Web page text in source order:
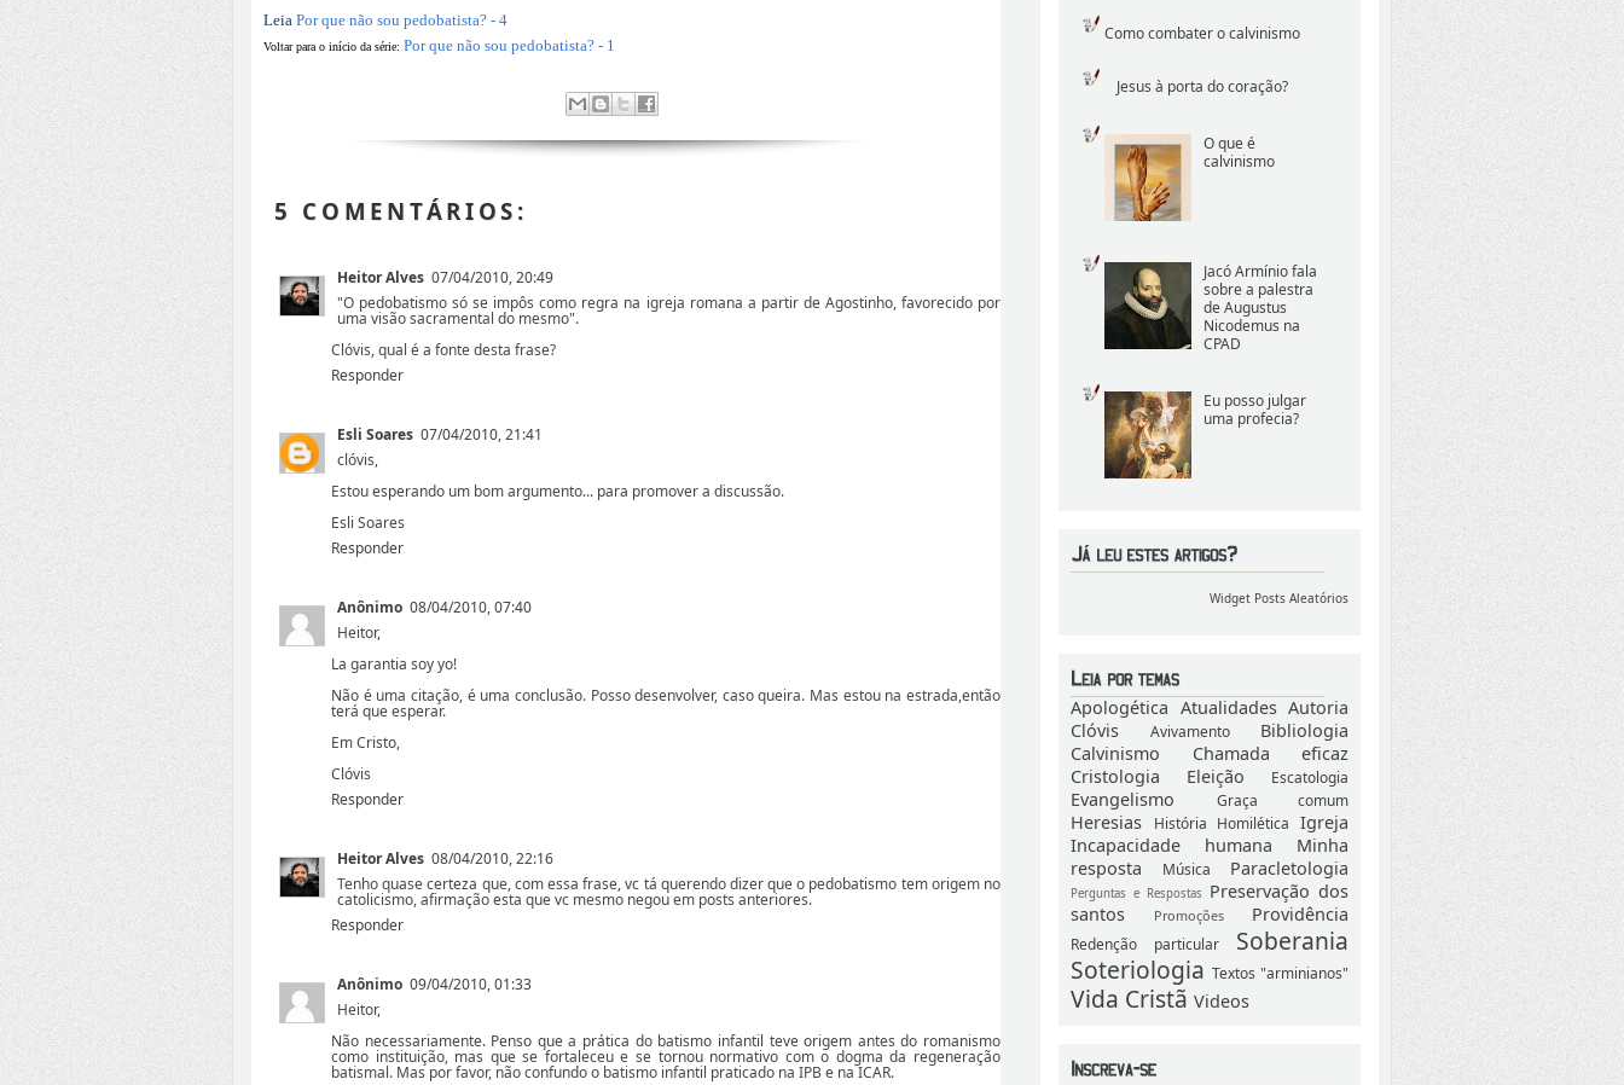
Como combater o calvinismo
Jesus à porta do coração?
O que é
calvinismo
Jacó Armínio fala
sobre a palestra
de Augustus
Nicodemus na
CPAD
Eu posso julgar
uma profecia?
Widget Posts Aleatórios
Apologética Atualidades Autoria
Clóvis
Avivamento
Bibliologia
Calvinismo
Chamada eficaz
Cristologia
Eleição Escatologia
Evangelismo Graça comum
Heresias História Homilética Igreja
Incapacidade humana
Minha
resposta
Música Paracletologia
Perguntas e Respostas
Preservação dos
santos
Promoções Providência
Redenção particular
Soberania
Soteriologia Textos "arminianos"
Vida Cristã Videos
Leia Por que não sou pedobatista? - 4
Voltar para o início da série: Por que não sou pedobatista? - 1
5 COMENTÁRIOS:
Heitor Alves 07/04/2010, 20:49
"O pedobatismo só se impôs como regra na igreja romana a partir de Agostinho, favorecido por
uma visão sacramental do mesmo".
Clóvis, qual é a fonte desta frase?
Responder
Esli Soares 07/04/2010, 21:41
clóvis,
Estou esperando um bom argumento... para promover a discussão.
Esli Soares
Responder
Anônimo 08/04/2010, 07:40
Heitor,
La garantia soy yo!
Não é uma citação, é uma conclusão. Posso desenvolver, caso queira. Mas estou na estrada,então
terá que esperar.
Em Cristo,
Clóvis
Responder
Heitor Alves 08/04/2010, 22:16
Tenho quase certeza que, com essa frase, vc tá querendo dizer que o pedobatismo tem origem no
catolicismo, afirmação esta que vc mesmo negou em posts anteriores.
Responder
Anônimo 09/04/2010, 01:33
Heitor,
Não necessariamente. Penso que a prática do batismo infantil teve origem antes do romanismo
como instituição, mas que se fortaleceu e se tornou normativo com o dogma da regeneração
batismal. Mas por favor, não confundo o batismo infantil praticado na IPB e na ICAR.